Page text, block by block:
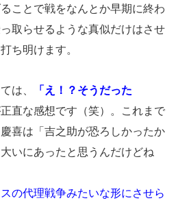
ことで戦をなんとか早期に終わ
取らせるような真似だけはさせ
ち明けます。
は、
「え！？そうだった
直な感想です（笑）。これまで
喜は「吉之助が恐ろしかったか
いにあったと思うんだけどね
の代理戦争みたいな形にさせら